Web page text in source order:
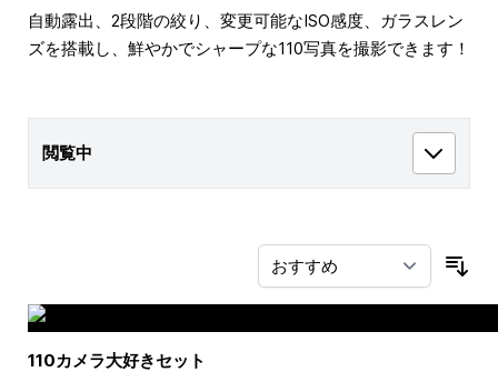
自動露出、2段階の絞り、変更可能なISO感度、ガラスレン
ズを搭載し、鮮やかでシャープな110写真を撮影できます！
閲覧中
110カメラ大好きセット